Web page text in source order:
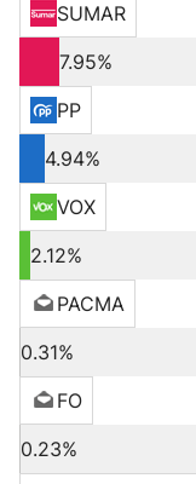
SUMAR
7.95%
PP
4.94%
VOX
2.12%
PACMA
0.31%
FO
0.23%